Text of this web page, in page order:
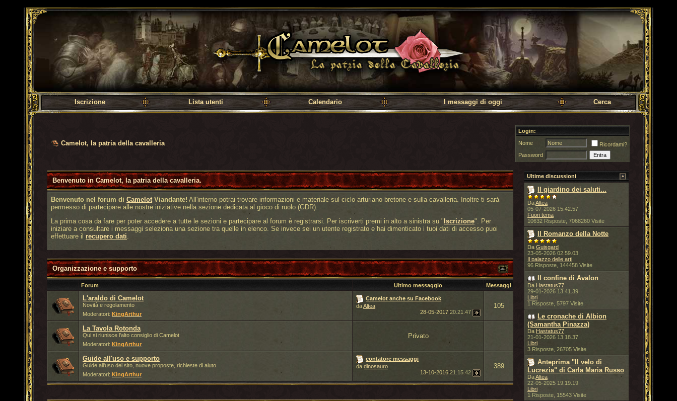
Camelot, la patria della cavalleria
Iscrizione Lista utenti Calendario I messaggi di oggi Cerca
Camelot, la patria della cavalleria
Login:
Nome
Ricordami?
Password
Benvenuto in Camelot, la patria della cavalleria.
Benvenuto nel forum diCamelot Viandante! All'interno potrai trovare informazioni e materiale sul ciclo arturiano bretone e sulla cavalleria. Inoltre ti sarà
permesso di partecipare alle nostre iniziative nella sezione dedicata al gioco di ruolo (GDR).
La prima cosa da fare per poter accedere a tutte le sezioni e partecipare al forum è registrarsi. Per iscriverti premi in alto a sinistra su " Iscrizione". Per
iniziare a consultare i messaggi seleziona una sezione tra quelle in elenco. Se invece sei un utente registrato e hai dimenticato i tuoi dati di accesso puoi
effettuare il recupero dati.
Organizzazione e supporto
Forum Ultimo messaggio Messaggi
L'araldo di Camelot
Novità e regolamento
Moderatori:KingArthur
Camelot anche su Facebook
daAltea
28-05-201720.21.47
105
La Tavola Rotonda
Qui si riunisce l'alto consiglio di Camelot
Moderatori:KingArthur
Privato
Guide all'uso e supporto
Guide all'uso del sito, nuove proposte, richieste di aiuto
Moderatori:KingArthur
contatore messaggi
dadinosauro
13-10-201621.15.42
389
Ultime discussioni
Il giardino dei saluti...
DaAltea
05-07-2026 15.42.57
Fuori tema
10632 Risposte, 7068260 Visite
Il Romanzo della Notte
DaGuisgard
23-05-2026 02.59.03
Il palazzo delle arti
96 Risposte, 144458 Visite
Il confine di Avalon
Da Hastatus77
29-01-2026 13.41.39
Libri
1 Risposte, 5797 Visite
Le cronache di Albion
(Samantha Pinazza)
Da Hastatus77
21-01-2026 13.18.37
Libri
3 Risposte, 26705 Visite
Anteprima "Il velo di
Lucrezia" di Carla Maria Russo
DaAltea
22-05-2025 19.19.19
Libri
1 Risposte, 15543 Visite